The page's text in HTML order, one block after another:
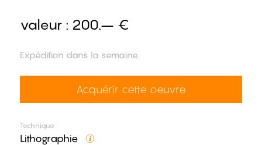
Technique :
Lithographie
valeur : 200.– €
Expédition dans la semaine
Acquérir cette oeuvre